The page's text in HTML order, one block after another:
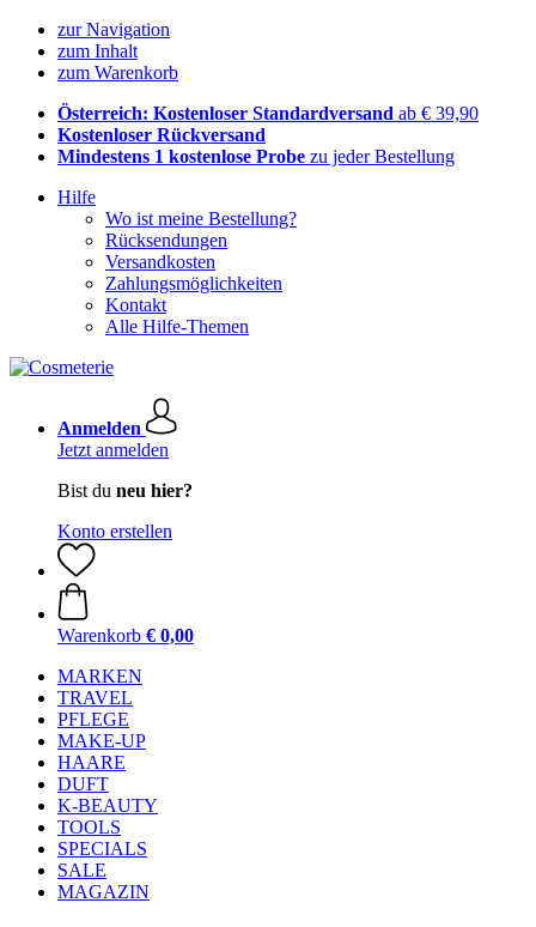
zur Navigation
zum Inhalt
zum Warenkorb
Österreich: Kostenloser Standardversand ab € 39,90
Kostenloser Rückversand
Mindestens 1 kostenlose Probe zu jeder Bestellung
Hilfe
Wo ist meine Bestellung?
Rücksendungen
Versandkosten
Zahlungsmöglichkeiten
Kontakt
Alle Hilfe-Themen
Anmelden
Jetzt anmelden
Bist du neu hier?
Konto erstellen
Warenkorb € 0,00
MARKEN
TRAVEL
PFLEGE
MAKE-UP
HAARE
DUFT
K-BEAUTY
TOOLS
SPECIALS
SALE
MAGAZIN